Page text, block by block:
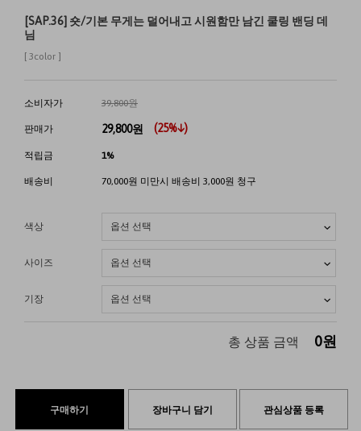
[SAP.36] 숏/기본 무게는 덜어내고 시원함만 남긴 쿨링 밴딩 데
님
[ 3color ]
소비자가 39,800원
판매가 29,800원 (25%↓)
적립금 1%
배송비 70,000원 미만시 배송비 3,000원 청구
색상
사이즈
기장
총 상품 금액 0원
구매하기 장바구니 담기 관심상품 등록